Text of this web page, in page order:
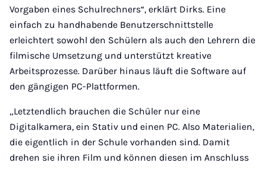
Vorgaben eines Schulrechners“, erklärt Dirks. Eine
einfach zu handhabende Benutzerschnittstelle
erleichtert sowohl den Schülern als auch den Lehrern die
filmische Umsetzung und unterstützt kreative
Arbeitsprozesse. Darüber hinaus läuft die Software auf
den gängigen PC-Plattformen.
„Letztendlich brauchen die Schüler nur eine
Digitalkamera, ein Stativ und einen PC. Also Materialien,
die eigentlich in der Schule vorhanden sind. Damit
drehen sie ihren Film und können diesen im Anschluss